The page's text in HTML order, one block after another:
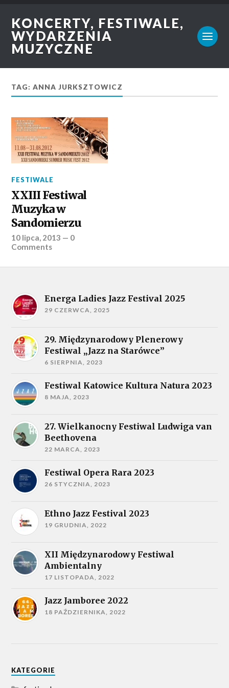
KONCERTY, FESTIWALE,
WYDARZENIA
MUZYCZNE
TAG: ANNA JURKSZTOWICZ
FESTIWALE
XXIII Festiwal
Muzyka w
Sandomierzu
10 lipca, 2013 — 0
Comments
Energa Ladies Jazz Festival 2025
29 CZERWCA, 2025
29. Międzynarodowy Plenerowy
Festiwal „Jazz na Starówce”
6 SIERPNIA, 2023
Festiwal Katowice Kultura Natura 2023
8 MAJA, 2023
27. Wielkanocny Festiwal Ludwiga van
Beethovena
22 MARCA, 2023
Festiwal Opera Rara 2023
26 STYCZNIA, 2023
Ethno Jazz Festival 2023
19 GRUDNIA, 2022
XII Międzynarodowy Festiwal
Ambientalny
17 LISTOPADA, 2022
Jazz Jamboree 2022
18 PAŹDZIERNIKA, 2022
KATEGORIE